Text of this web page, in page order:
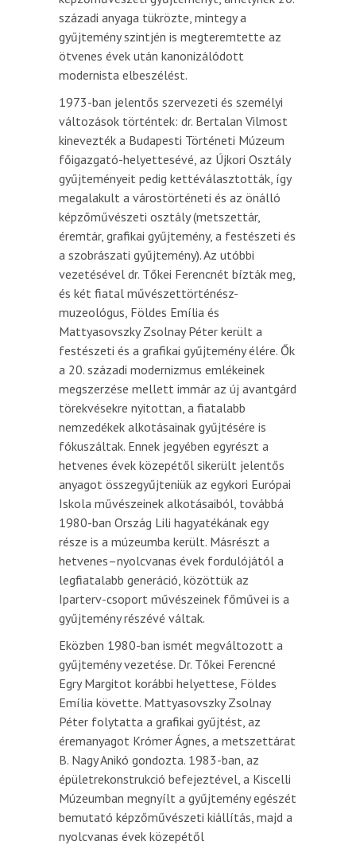
századi anyaga tükrözte, mintegy a
gyűjtemény szintjén is megteremtette az
ötvenes évek után kanonizálódott
modernista elbeszélést.
1973-ban jelentős szervezeti és személyi
változások történtek: dr. Bertalan Vilmost
kinevezték a Budapesti Történeti Múzeum
főigazgató-helyettesévé, az Újkori Osztály
gyűjteményeit pedig kettéválasztották, így
megalakult a várostörténeti és az önálló
képzőművészeti osztály (metszettár,
éremtár, grafikai gyűjtemény, a festészeti és
a szobrászati gyűjtemény). Az utóbbi
vezetésével dr. Tőkei Ferencnét bízták meg,
és két fiatal művészettörténész-
muzeológus, Földes Emília és
Mattyasovszky Zsolnay Péter került a
festészeti és a grafikai gyűjtemény élére. Ők
a 20. századi modernizmus emlékeinek
megszerzése mellett immár az új avantgárd
törekvésekre nyitottan, a fiatalabb
nemzedékek alkotásainak gyűjtésére is
fókuszáltak. Ennek jegyében egyrészt a
hetvenes évek közepétől sikerült jelentős
anyagot összegyűjteniük az egykori Európai
Iskola művészeinek alkotásaiból, továbbá
1980-ban Ország Lili hagyatékának egy
része is a múzeumba került. Másrészt a
hetvenes–nyolcvanas évek fordulójától a
legfiatalabb generáció, közöttük az
Iparterv-csoport művészeinek főművei is a
gyűjtemény részévé váltak.
Eközben 1980-ban ismét megváltozott a
gyűjtemény vezetése. Dr. Tőkei Ferencné
Egry Margitot korábbi helyettese, Földes
Emília követte. Mattyasovszky Zsolnay
Péter folytatta a grafikai gyűjtést, az
éremanyagot Krómer Ágnes, a metszettárat
B. Nagy Anikó gondozta. 1983-ban, az
épületrekonstrukció befejeztével, a Kiscelli
Múzeumban megnyílt a gyűjtemény egészét
bemutató képzőművészeti kiállítás, majd a
nyolcvanas évek közepétől